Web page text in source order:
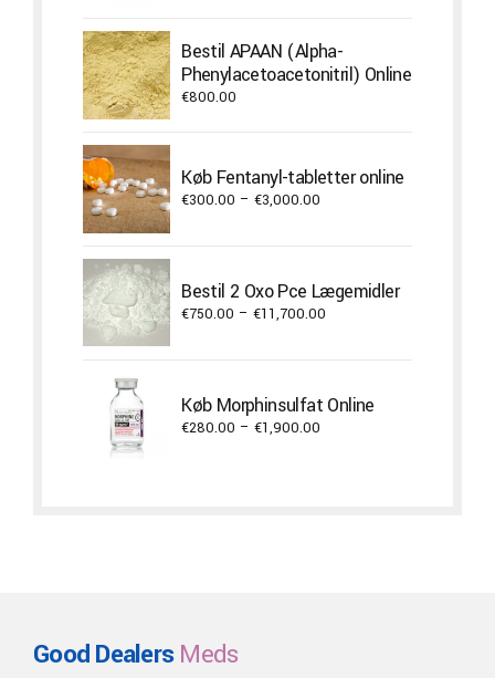
Bestil APAAN (Alpha-
Phenylacetoacetonitril) Online
€800.00
Køb Fentanyl-tabletter online
€300.00 – €3,000.00
€3,000.00
Bestil 2 Oxo Pce Lægemidler
€750.00 – €11,700.00
€11,700.00
Køb Morphinsulfat Online
€280.00 – €1,900.00
Good DealersMeds